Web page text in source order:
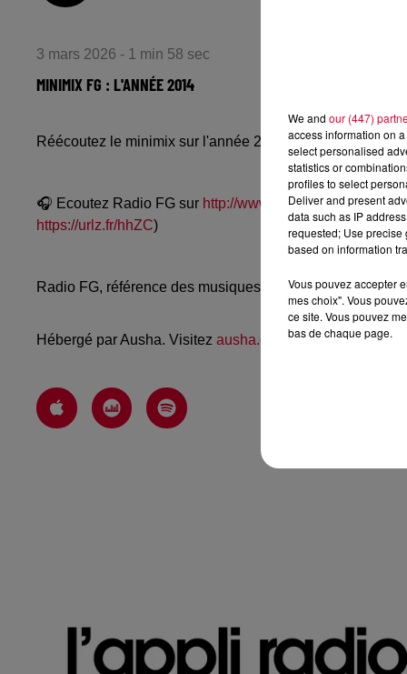
3 mars 2026 - 1 min 58 sec
MINIMIX FG : L'ANNÉE 2014
Réécoutez le minimix sur l'année 2014 avec Robin
🎧 Ecoutez Radio FG sur http://www.radiofg.com 📱 et sur
https://urlz.fr/hhZC)
Radio FG, référence des musiques électroniques,
Hébergé par Ausha. Visitez ausha.co/politique-de-
We and our (447)
access information on
select personalised
statistics or
profiles to select
Deliver and present
data such as IP
requested; Use precise
based on information
Vous pouvez accepter
mes choix". Vous
ce site. Vous pouvez
bas de chaque page.